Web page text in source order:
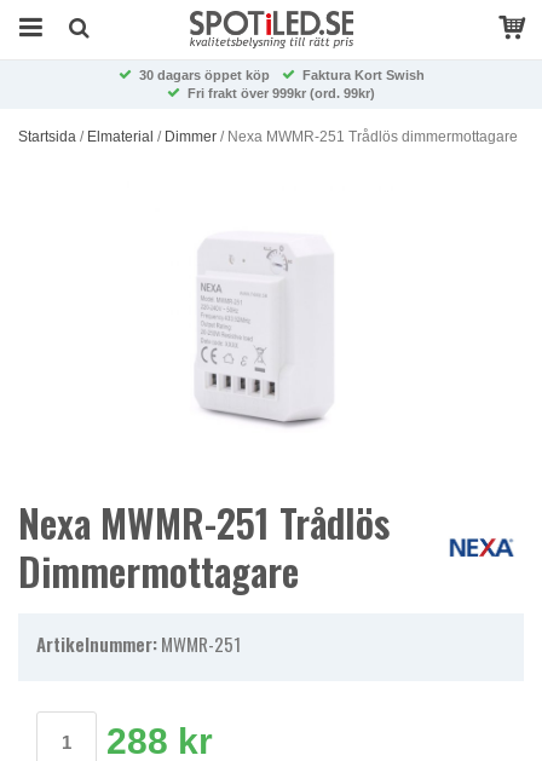
30 dagars öppet köp
Faktura Kort Swish
Fri frakt över 999kr (ord. 99kr)
Startsida / Elmaterial / Dimmer / Nexa MWMR-251 Trådlös dimmermottagare
Nexa MWMR-251 Trådlös
Dimmermottagare
Artikelnummer:MWMR-251
288 kr